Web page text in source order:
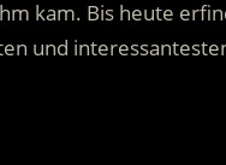
kam. Bis heute
und